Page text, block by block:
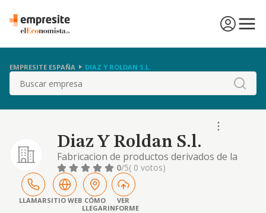
EMPRESITE ESPAÑA DIAZ Y ROLDAN S.L.
Buscar
Diaz Y Roldan S.l.
Fabricacion de productos derivados de la
harina. pasteleria. gestion de cursos de
cocina panaderia, pasteleria y hosteleria.
intervencion o mediacion a titulo de agencia
en todo tipo de actividades relacionadas con
0/5( 0 votos)
LLAMARSITIO WEB CÓMO
LLEGAR
VER
INFORME